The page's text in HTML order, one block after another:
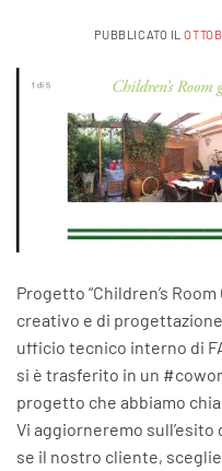
PUBBLICATO IL
Progetto “Children’s
creativo e di
ufficio tecnico interno di
si è trasferito in un
progetto che abbiamo
Vi aggiorneremo
se il nostro cliente,